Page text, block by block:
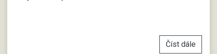
Číst dále